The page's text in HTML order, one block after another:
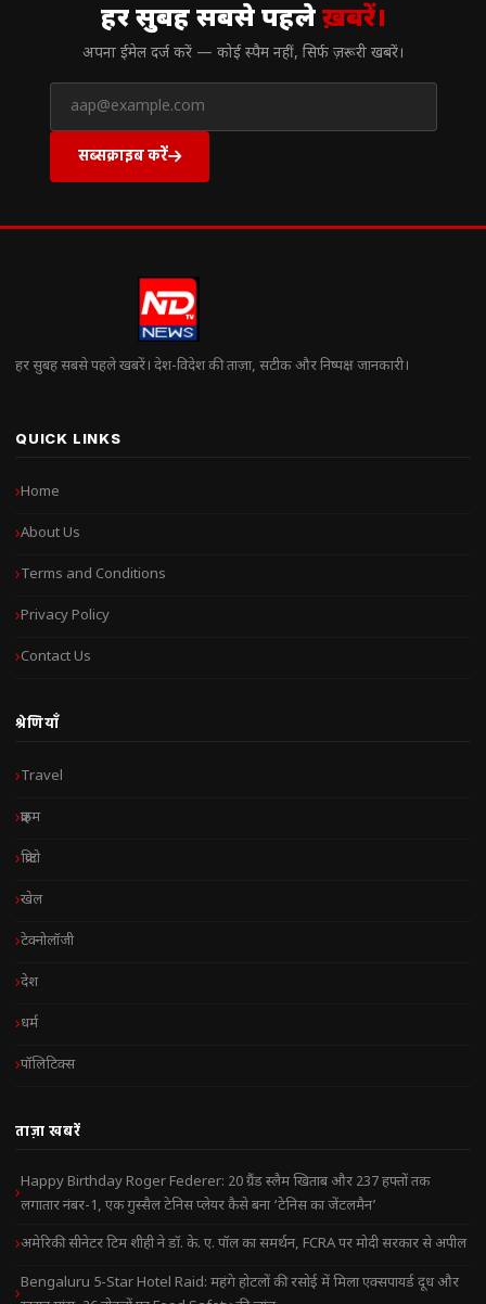
हर सुबह सबसे पहलेख़बरें।
अपना ईमेल दर्ज करें — कोई स्पैम नहीं, सिर्फ ज़रूरी खबरें।
सब्सक्राइब करें
हर सुबह सबसे पहले खबरें। देश-विदेश की ताज़ा, सटीक और निष्पक्ष जानकारी।
QUICK LINKS
Home
About Us
Terms and Conditions
Privacy Policy
Contact Us
श्रेणियाँ
Travel
क्राइम
क्रिप्टो
खेल
टेक्नोलॉजी
देश
धर्म
पॉलिटिक्स
ताज़ा खबरें
Happy Birthday Roger Federer: 20 ग्रैंड स्लैम खिताब और 237 हफ्तों तक
लगातार नंबर-1, एक गुस्सैल टेनिस प्लेयर कैसे बना ‘टेनिस का जेंटलमैन’
अमेरिकी सीनेटर टिम शीही ने डॉ. के. ए. पॉल का समर्थन, FCRA पर मोदी सरकार से अपील
Bengaluru 5-Star Hotel Raid: महंगे होटलों की रसोई में मिला एक्सपायर्ड दूध और